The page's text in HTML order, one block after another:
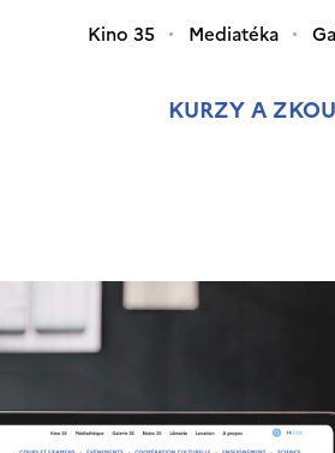
KURZY A
Kino 35 Mediatéka